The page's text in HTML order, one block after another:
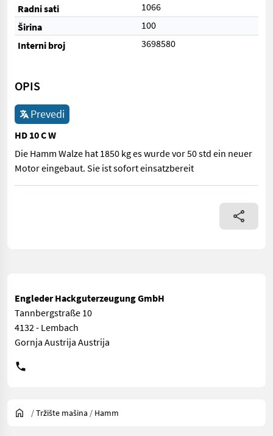
Radni sati
1066
Širina
100
Interni broj
3698580
OPIS
Prevedi
HD 10 C W
Die Hamm Walze hat 1850 kg es wurde vor 50 std ein neuer
Motor eingebaut. Sie ist sofort einsatzbereit
Die Hamm Walze hat 1850 kg es wurde vor 50 std ein neuer
Engleder Hackguterzeugung GmbH
Tannbergstraße 10
4132 - Lembach
Gornja Austrija Austrija
/Tržište mašina / Hamm